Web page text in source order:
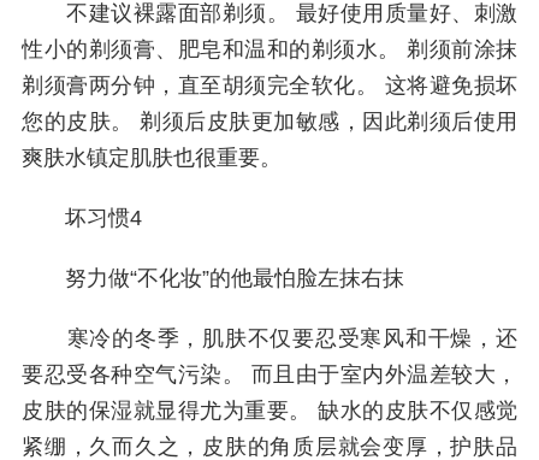
不建议裸露面部剃须。 最好使用质量好、刺激
性小的剃须膏、肥皂和温和的剃须水。 剃须前涂抹
剃须膏两分钟，直至胡须完全软化。 这将避免损坏
您的皮肤。 剃须后皮肤更加敏感，因此剃须后使用
爽肤水镇定肌肤也很重要。
坏习惯4
努力做“不化妆”的他最怕脸左抹右抹
寒冷的冬季，肌肤不仅要忍受寒风和干燥，还
要忍受各种空气污染。 而且由于室内外温差较大，
皮肤的保湿就显得尤为重要。 缺水的皮肤不仅感觉
紧绷，久而久之，皮肤的角质层就会变厚，护肤品